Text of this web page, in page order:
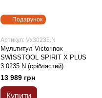
Подарунок
Артикул: Vx30235.N
Мультитул Victorinox
SWISSTOOL SPIRIT X PLUS
3.0235.N (сріблястий)
13 989 грн
Купити